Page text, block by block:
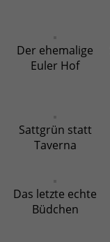
Der ehemalige
Euler Hof
Sattgrün statt
Taverna
Das letzte echte
Büdchen